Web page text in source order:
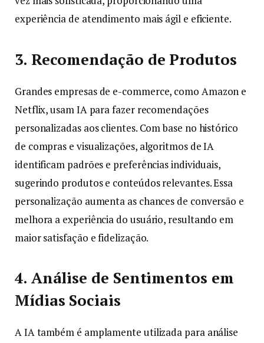
experiência de atendimento mais ágil e eficiente.
3. Recomendação de Produtos
Grandes empresas de e-commerce, como Amazon e
Netflix, usam IA para fazer recomendações
personalizadas aos clientes. Com base no histórico
de compras e visualizações, algoritmos de IA
identificam padrões e preferências individuais,
sugerindo produtos e conteúdos relevantes. Essa
personalização aumenta as chances de conversão e
melhora a experiência do usuário, resultando em
maior satisfação e fidelização.
4. Análise de Sentimentos em
Mídias Sociais
A IA também é amplamente utilizada para análise